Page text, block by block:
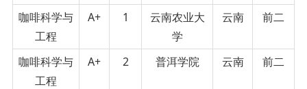
咖啡科学与
工程
A+ 1
云南农业大
学
云南 前二
咖啡科学与
工程
A+ 2 普洱学院 云南 前二